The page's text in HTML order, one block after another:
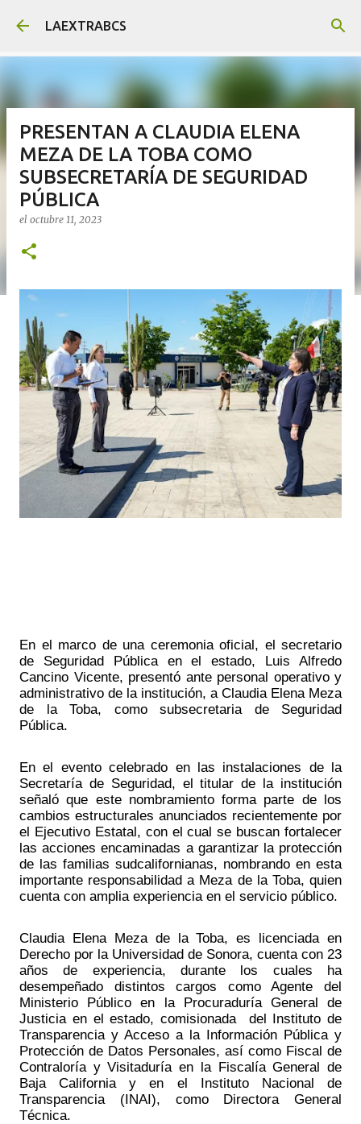
Ir al contenido principal
LAEXTRABCS
PRESENTAN A CLAUDIA ELENA
MEZA DE LA TOBA COMO
SUBSECRETARÍA DE SEGURIDAD
PÚBLICA
el octubre 11, 2023
En el marco de una ceremonia oficial, el secretario
de Seguridad Pública en el estado, Luis Alfredo
Cancino Vicente, presentó ante personal operativo y
administrativo de la institución, a Claudia Elena Meza
de la Toba, como subsecretaria de Seguridad
Pública.
En el evento celebrado en las instalaciones de la
Secretaría de Seguridad, el titular de la institución
señaló que este nombramiento forma parte de los
cambios estructurales anunciados recientemente por
el Ejecutivo Estatal, con el cual se buscan fortalecer
las acciones encaminadas a garantizar la protección
de las familias sudcalifornianas, nombrando en esta
importante responsabilidad a Meza de la Toba, quien
cuenta con amplia experiencia en el servicio público.
Claudia Elena Meza de la Toba, es licenciada en
Derecho por la Universidad de Sonora, cuenta con 23
años de experiencia, durante los cuales ha
desempeñado distintos cargos como Agente del
Ministerio Público en la Procuraduría General de
Justicia en el estado, comisionada  del Instituto de
Transparencia y Acceso a la Información Pública y
Protección de Datos Personales, así como Fiscal de
Contraloría y Visitaduría en la Fiscalía General de
Baja California y en el Instituto Nacional de
Transparencia (INAI), como Directora General
Técnica.